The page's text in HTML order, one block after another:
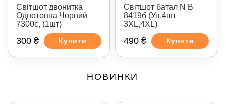
Світшот двонитка
Однотонна Чорний
7300с, (1шт)
300 ₴ Купити
Світшот батал N B
8419б (Уп.4шт
3XL,4XL)
490 ₴ Купити
НОВИНКИ